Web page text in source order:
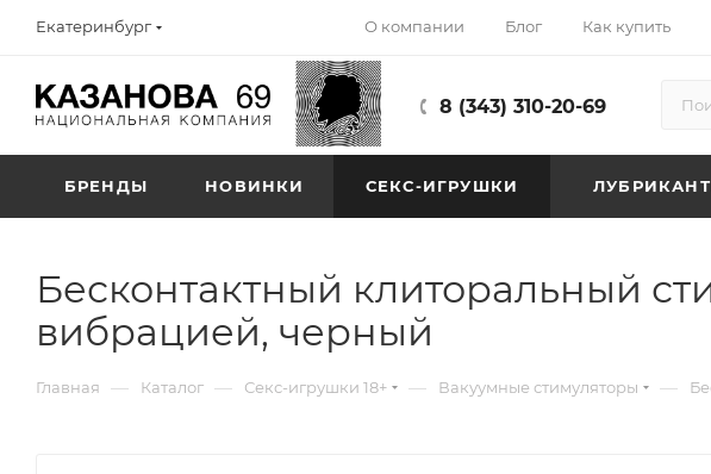
Екатеринбург О компании Блог Как купить
8 (343) 310-20-69
БРЕНДЫ НОВИНКИ СЕКС-ИГРУШКИ
Бесконтактный клиторальный
вибрацией, черный
Главная — Каталог — Секс-игрушки 18+ — Вакуумные стимуляторы —